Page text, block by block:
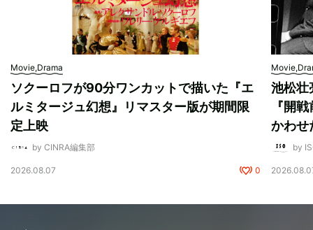
Movie,Drama
ソクーロフが90分ワンカットで描いた『エ
ルミタージュ幻想』リマスター版が期間限
定上映
by CINRA編集部
2026.08.07 0
池松壮
『開
かわせ
by